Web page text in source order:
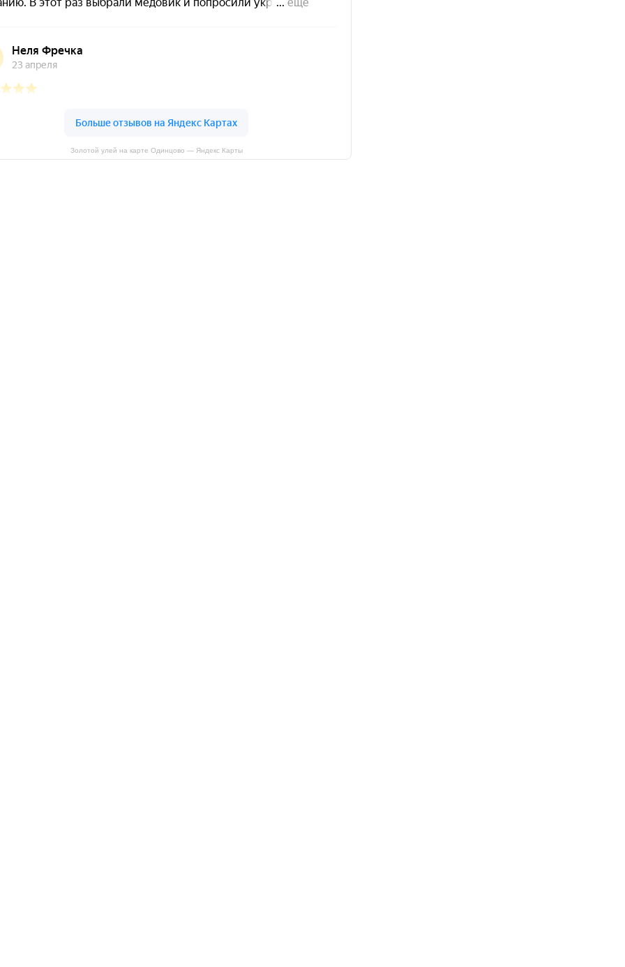
Золотой улей на карте Одинцово — Яндекс Карты